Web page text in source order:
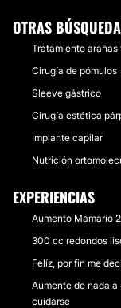
OTRAS
Tratamiento
Cirugía de pómulos
Sleeve gástrico
Cirugía estética
Implante capilar
Nutrición
EXPERIENCIAS
Aumento Mamario
300 cc redondos
Felíz, por fin me
Aumente de nada
cuidarse